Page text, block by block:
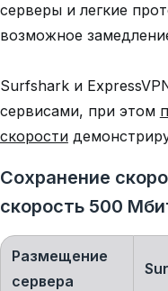
серверы и легкие
возможное
Surfshark и
сервисами, при этом
скорости
Сохранение
скорость 500
Размещение
сервера